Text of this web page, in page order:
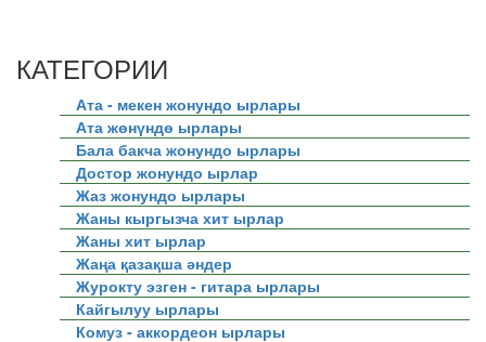
КАТЕГОРИИ
Ата - мекен жонундо ырлары
Ата жөнүндө ырлары
Бала бакча жонундо ырлары
Достор жонундо ырлар
Жаз жонундо ырлары
Жаны кыргызча хит ырлар
Жаны хит ырлар
Жаңа қазақша әндер
Журокту эзген - гитара ырлары
Кайгылуу ырлары
Комуз - аккордеон ырлары